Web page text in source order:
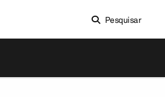
Pesquisar